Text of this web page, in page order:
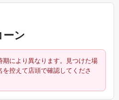
ーン
により異なります。見つけた場
控えて店頭で確認してくださ